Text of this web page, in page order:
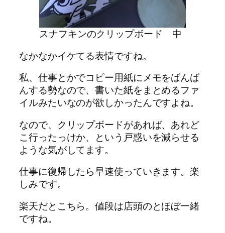
スナフキンのクリップボード 中
なかなかイケてる表情ですね。
私、仕事とかでコピー用紙にメモをばんば
んする勢なので、書いた紙をまとめるファ
イルみたいなのが欲しかったんですよね。
なので、クリップボードがあれば、あれど
こ行ったっけか、という戸惑いを減らせる
ような気がしてます。
仕事に復帰したら早速使っていきます。楽
しみです。
楽天だとこちら。値段は店頭のとほぼ一緒
ですね。